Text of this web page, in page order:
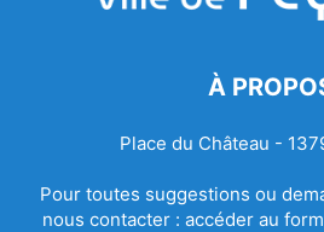
À
Place du Château -
Pour toutes suggestions ou
nous contacter : accéder au